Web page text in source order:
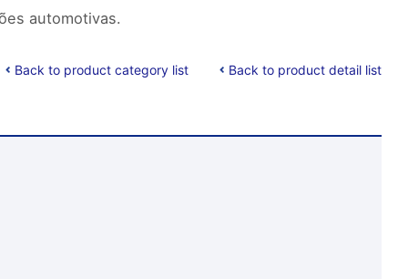
automotivas.
Back to product category list Back to product detail list